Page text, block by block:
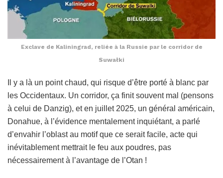
Exclave de Kaliningrad, reliée à la Russie par le corridor de
Suwałki
Il y a là un point chaud, qui risque d’être porté à blanc par
les Occidentaux. Un corridor, ça finit souvent mal (pensons
à celui de Danzig), et en juillet 2025, un général américain,
Donahue, à l’évidence mentalement inquiétant, a parlé
d’envahir l’oblast au motif que ce serait facile, acte qui
inévitablement mettrait le feu aux poudres, pas
nécessairement à l’avantage de l’Otan !